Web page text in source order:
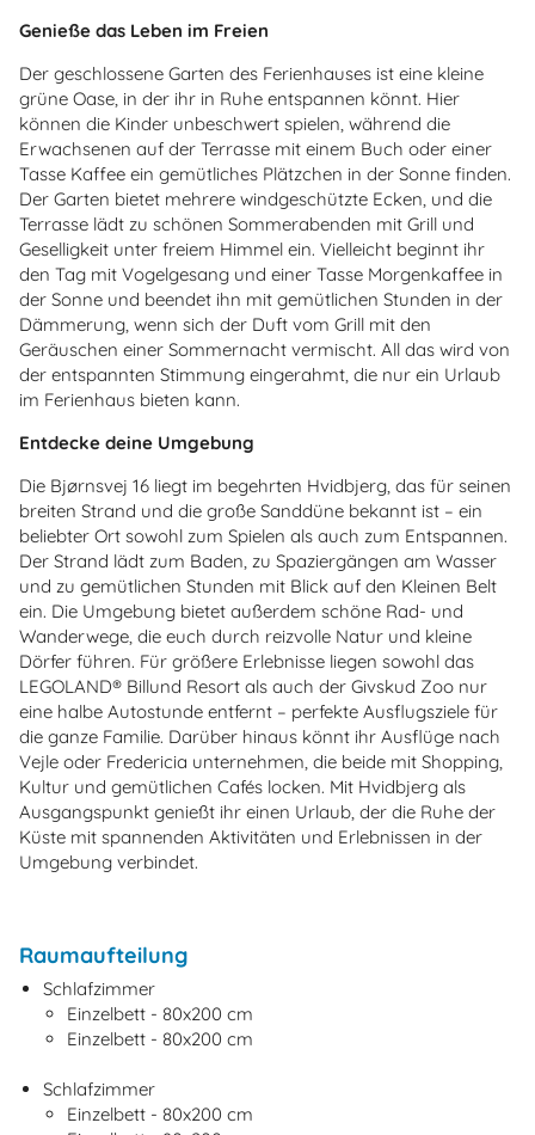
Genieße das Leben im Freien
Der geschlossene Garten des Ferienhauses ist eine kleine
grüne Oase, in der ihr in Ruhe entspannen könnt. Hier
können die Kinder unbeschwert spielen, während die
Erwachsenen auf der Terrasse mit einem Buch oder einer
Tasse Kaffee ein gemütliches Plätzchen in der Sonne finden.
Der Garten bietet mehrere windgeschützte Ecken, und die
Terrasse lädt zu schönen Sommerabenden mit Grill und
Geselligkeit unter freiem Himmel ein. Vielleicht beginnt ihr
den Tag mit Vogelgesang und einer Tasse Morgenkaffee in
der Sonne und beendet ihn mit gemütlichen Stunden in der
Dämmerung, wenn sich der Duft vom Grill mit den
Geräuschen einer Sommernacht vermischt. All das wird von
der entspannten Stimmung eingerahmt, die nur ein Urlaub
im Ferienhaus bieten kann.
Entdecke deine Umgebung
Die Bjørnsvej 16 liegt im begehrten Hvidbjerg, das für seinen
breiten Strand und die große Sanddüne bekannt ist – ein
beliebter Ort sowohl zum Spielen als auch zum Entspannen.
Der Strand lädt zum Baden, zu Spaziergängen am Wasser
und zu gemütlichen Stunden mit Blick auf den Kleinen Belt
ein. Die Umgebung bietet außerdem schöne Rad- und
Wanderwege, die euch durch reizvolle Natur und kleine
Dörfer führen. Für größere Erlebnisse liegen sowohl das
LEGOLAND® Billund Resort als auch der Givskud Zoo nur
eine halbe Autostunde entfernt – perfekte Ausflugsziele für
die ganze Familie. Darüber hinaus könnt ihr Ausflüge nach
Vejle oder Fredericia unternehmen, die beide mit Shopping,
Kultur und gemütlichen Cafés locken. Mit Hvidbjerg als
Ausgangspunkt genießt ihr einen Urlaub, der die Ruhe der
Küste mit spannenden Aktivitäten und Erlebnissen in der
Umgebung verbindet.
Raumaufteilung
Schlafzimmer
Einzelbett - 80x200 cm
Einzelbett - 80x200 cm
Schlafzimmer
Einzelbett - 80x200 cm